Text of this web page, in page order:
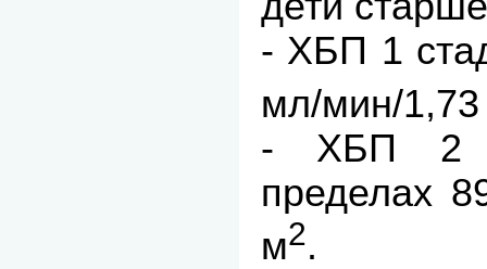
- ХБП 1
мл/мин/
- ХБП 2
пределах
м2.